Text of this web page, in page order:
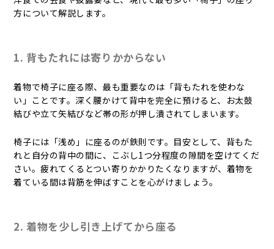
方について解説します。
1. 背もたれには寄りかからない
着物で椅子に座る際、最も重要なのは「背もたれを使わな
い」ことです。深く腰かけて背中を完全に預けると、お太鼓
結びや立て矢結びなど帯の形が押し潰されてしまいます。
椅子には「浅め」に座るのが鉄則です。目安として、背もた
れと自分の背中の間に、こぶし1つ分程度の隙間を空けてくだ
さい。疲れてくるとつい寄りかかりたくなりますが、着物を
着ている間は背筋を伸ばすことを心がけましょう。
2. 着物を少し引き上げてから座る